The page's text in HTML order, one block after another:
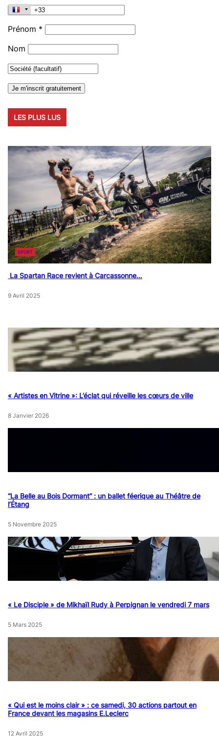
Prénom *
Nom
LES PLUS LUS
SPORT
La Spartan Race revient à Carcassonne…
9 Avril 2025
« Artistes en Vitrine »: L’éclat qui réveille les cœurs de ville
8 Janvier 2026
“La Belle au Bois Dormant” : un ballet féerique au Théâtre de
l’Étang
5 Novembre 2025
« Le Disciple » de Mikhaïl Rudy à Perpignan le vendredi 7 mars
5 Mars 2025
« Qui est le moins clair » : ce samedi, 30 actions partout en
France devant les magasins E.Leclerc
12 Avril 2025